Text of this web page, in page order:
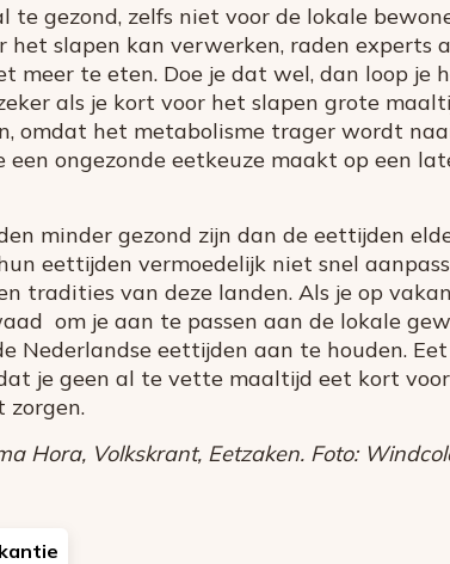
gezond, zelfs niet voor de lokale
slapen kan verwerken, raden experts
te eten. Doe je dat wel, dan loop je
als je kort voor het slapen grote
omdat het metabolisme trager wordt
een ongezonde eetkeuze maakt op een
minder gezond zijn dan de eettijden
eettijden vermoedelijk niet snel
tradities van deze landen. Als je op
om je aan te passen aan de lokale
Nederlandse eettijden aan te houden.
je geen al te vette maaltijd eet kort
zorgen.
Hora, Volkskrant, Eetzaken. Foto: